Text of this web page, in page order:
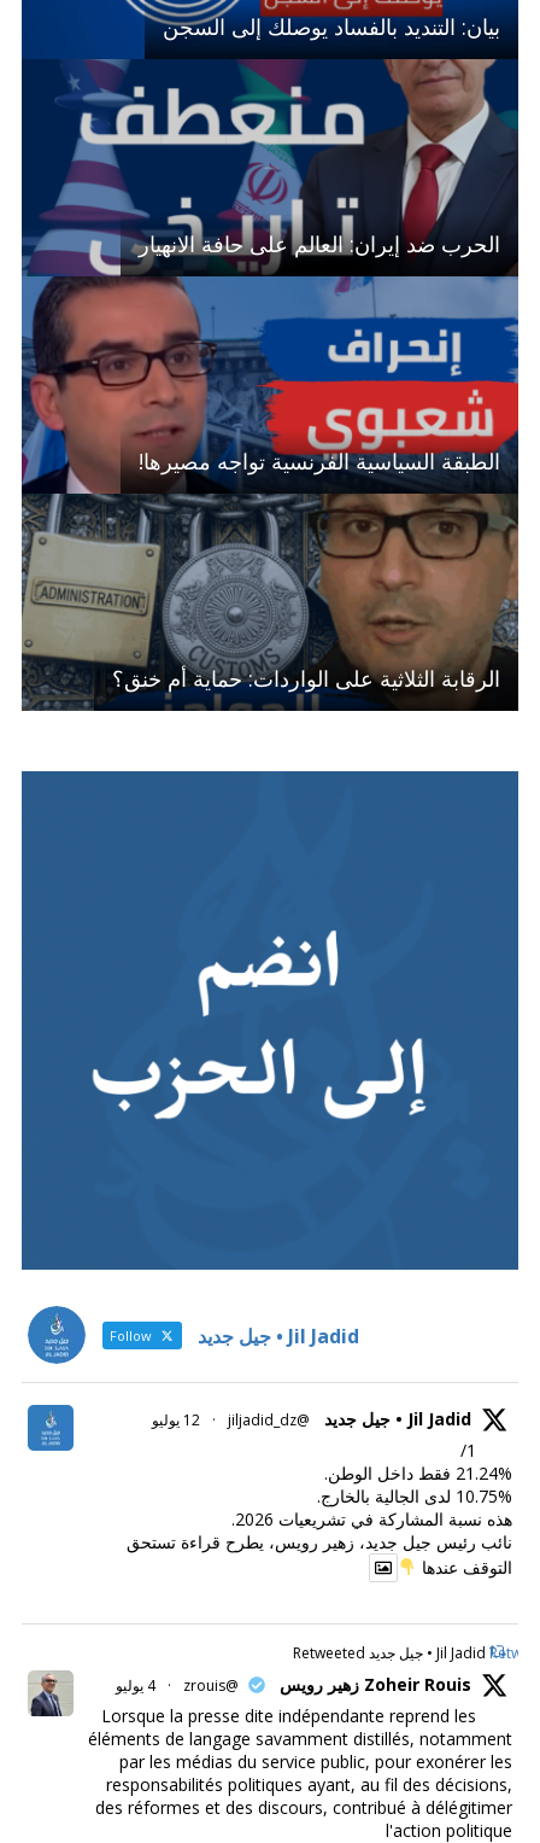
بيان: التنديد بالفساد يوصلك إلى السجن
الحرب ضد إيران: العالم على حافة الانهيار
الطبقة السياسية الفرنسية تواجه مصيرها!
الرقابة الثلاثية على الواردات: حماية أم خنق؟
Jil Jadid • جيل جديد Follow
Jil Jadid • جيل جديد @jiljadid_dz
· 12 يوليو
1/
21.24% فقط داخل الوطن.
10.75% لدى الجالية بالخارج.
هذه نسبة المشاركة في تشريعيات 2026.
نائب رئيس جيل جديد، زهير رويس، يطرح قراءة تستحق
التوقف عندها
Jil Jadid • جيل جديد Retweeted
Zoheir Rouis زهير رويس @zrouis
· 4 يوليو
Lorsque la presse dite indépendante reprend les
éléments de langage savamment distillés, notamment
par les médias du service public, pour exonérer les
responsabilités politiques ayant, au fil des décisions,
des réformes et des discours, contribué à délégitimer
l'action politique